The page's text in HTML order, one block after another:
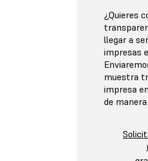
¿Quieres
llegar a
impresas
muestra
impresa
de